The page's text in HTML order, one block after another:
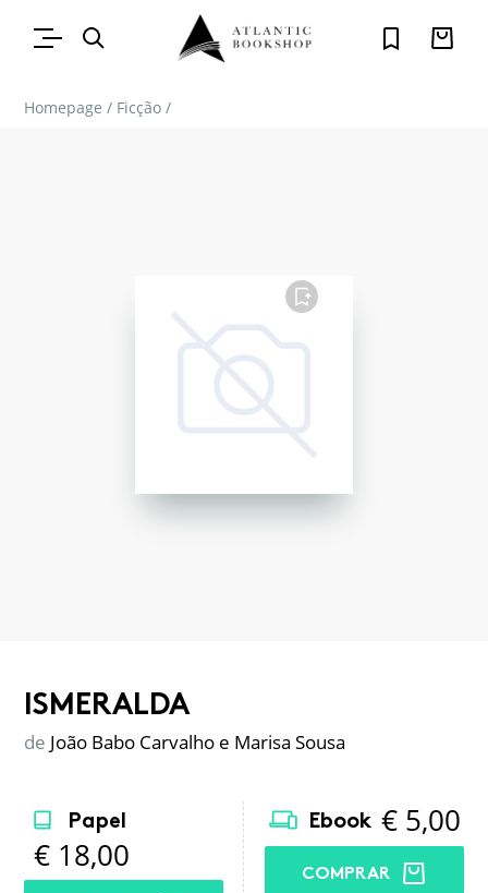
Homepage / Ficção /
FAVORITO
ISMERALDA
de João Babo Carvalho e Marisa Sousa
Papel
€ 18,00
Ebook € 5,00
COMPRAR